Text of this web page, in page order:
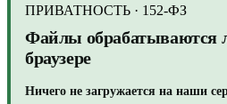
ПРИВАТНОСТЬ · 152-ФЗ
Файлы обрабатываются
браузере
Ничего не загружается на наши